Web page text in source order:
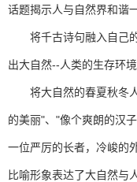
话题揭示人与自然界和谐
将千古诗句融入自己的
出大自然--人类的生存环
将大自然的春夏秋冬人
的美丽"、"像个爽朗的汉
一位严厉的长者，冷峻的
比喻形象表达了大自然与